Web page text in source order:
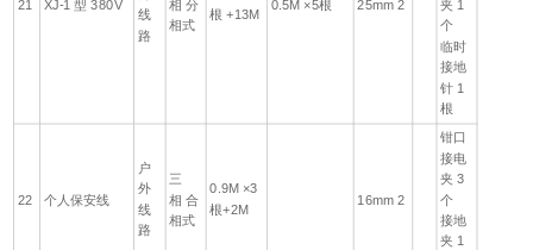
21 XJ-1 型 380V
线
路
相 分
相式
根 +13M
0.5M ×5根 25mm 2 夹 1
个
临时
接地
针 1
根
22 个人保安线
户
外
线
路
三
相 合
相式
0.9M ×3
根+2M
16mm 2
钳口
接电
夹 3
个
接地
夹 1